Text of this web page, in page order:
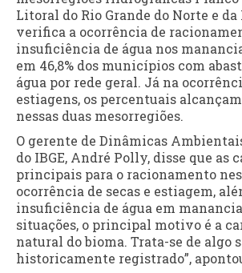
Litoral do Rio Grande do Norte e da
verifica a ocorrência de
insuficiência de água nos
em 46,8% dos municípios com
água por rede geral. Já na
estiagens, os percentuais alcançam
nessas duas mesorregiões.
O gerente de Dinâmicas
do IBGE, André Polly, disse que as
principais para o racionamento
ocorrência de secas e estiagem,
insuficiência de água em
situações, o principal motivo é a
natural do bioma. Trata-se de algo
historicamente registrado”,